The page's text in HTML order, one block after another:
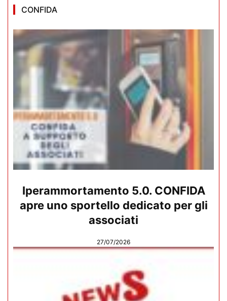
CONFIDA
Iperammortamento 5.0. CONFIDA
apre uno sportello dedicato per gli
associati
27/07/2026